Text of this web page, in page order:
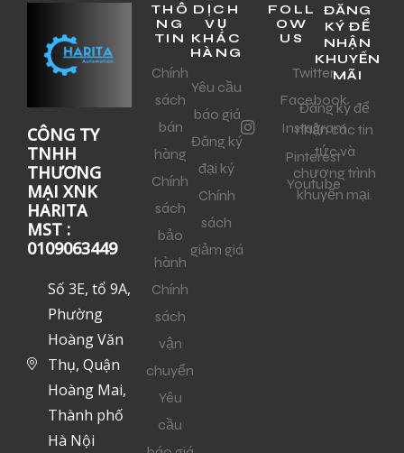
CÔNG TY
TNHH
THƯƠNG
MẠI XNK
HARITA
MST :
0109063449
Số 3E, tổ 9A,
Phường
Hoàng Văn
Thụ, Quận
Hoàng Mai,
Thành phố
Hà Nội
THÔ
NG
TIN
Chính
sách
bán
hàng
Chính
sách
bảo
hành
Chính
sách
vận
chuyển
Yêu
cầu
DỊCH
VỤ
KHÁC
HÀNG
Yêu cầu
báo giá
Đăng ký
đại ký
Chính
sách
giảm giá
FOLL
OW
US
Twitter
Facebook
Instagram
Pinterest
Youtube
ĐĂNG
KÝ ĐỂ
NHẬN
KHUYẾN
MÃI
Đăng ký để
nhận các tin
tức và
chương trình
khuyến mại.